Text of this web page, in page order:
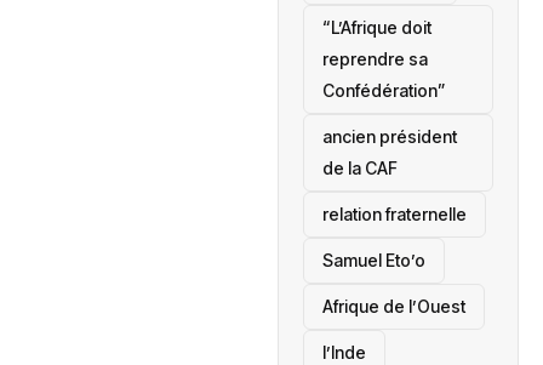
“L’Afrique doit
reprendre sa
Confédération”
ancien président
de la CAF
relation fraternelle
Samuel Eto’o
Afrique de l’Ouest
l’Inde